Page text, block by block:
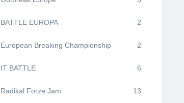
BATTLE EUROPA 2
European Breaking Championship 2
IT BATTLE 6
Radikal Forze Jam 13